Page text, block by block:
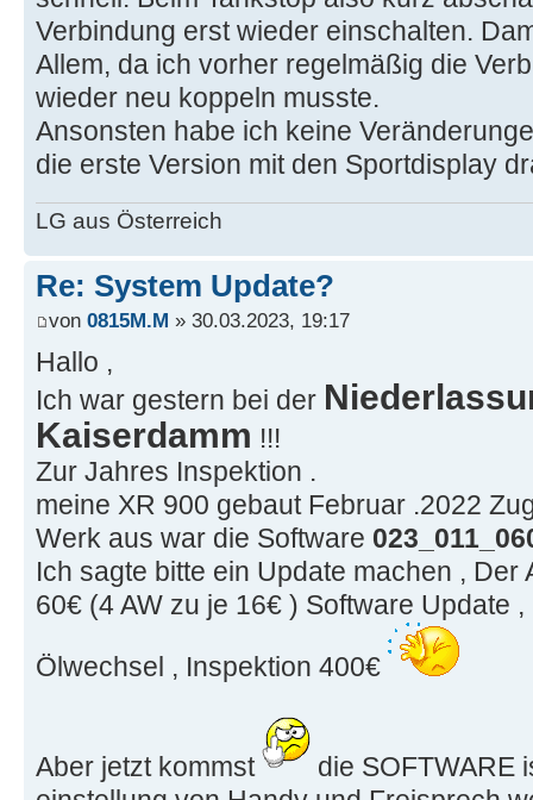
Verbindung erst wieder einschalten.
Allem, da ich vorher regelmäßig die
wieder neu koppeln musste.
Ansonsten habe ich keine
die erste Version mit den Sportdisplay
LG aus Österreich
Re: System Update?
von 0815M.M » 30.03.2023, 19:17
Hallo ,
Ich war gestern bei der
Kaiserdamm !!!
Zur Jahres Inspektion .
meine XR 900 gebaut Februar .2022
Werk aus war die Software
Ich sagte bitte ein Update machen , Der
60€ (4 AW zu je 16€ ) Software Update
Ölwechsel , Inspektion 400€
Aber jetzt kommst
die SOFTWARE